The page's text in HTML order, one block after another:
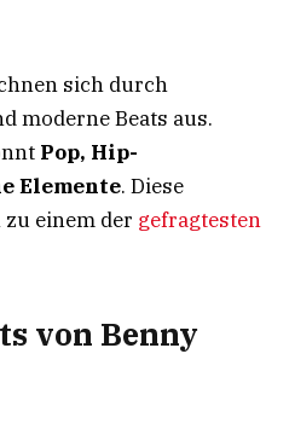
sich durch
moderne Beats aus.
Pop, Hip-
Elemente. Diese
einem der gefragtesten
von Benny